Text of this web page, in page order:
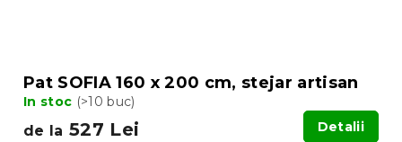
Pat SOFIA 160 x 200 cm, stejar artisan
In stoc (>10 buc)
de la 527 Lei Detalii